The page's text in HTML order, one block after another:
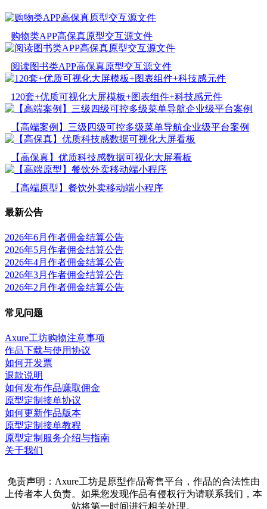
购物类APP高保真原型交互源文件
阅读图书类APP高保真原型交互源文件
120套+优质可视化大屏模板+图表组件+科技感元件
【高端案例】三级四级可控多级菜单导航企业级平台案例
【高保真】优质科技感数据可视化大屏看板
【高端原型】餐饮外卖移动端小程序
最新公告
2026年6月作者佣金结算公告
2026年5月作者佣金结算公告
2026年4月作者佣金结算公告
2026年3月作者佣金结算公告
2026年2月作者佣金结算公告
常见问题
Axure工坊购物注意事项
作品下载与使用协议
如何开发票
退款说明
如何发布作品赚取佣金
原型定制接单协议
如何更新作品版本
原型定制接单教程
原型定制服务介绍与指南
关于我们
免责声明：Axure工坊是原型作品寄售平台，作品的合法性由
上传者本人负责。如果您发现作品有侵权行为请联系我们，本
站将第一时间进行相关处理。